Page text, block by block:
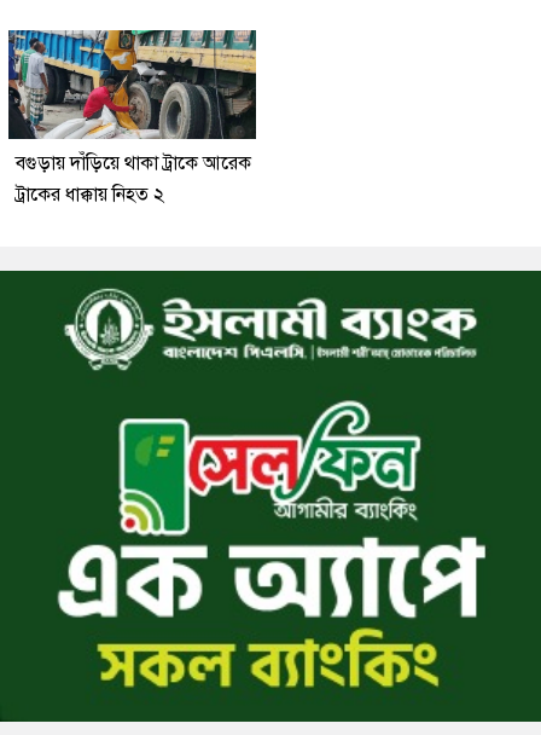
বগুড়ায় দাঁড়িয়ে থাকা ট্রাকে আরেক
ট্রাকের ধাক্কায় নিহত ২